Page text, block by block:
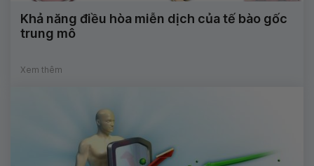
Khả năng điều hòa miễn dịch của tế bào gốc
trung mô
Xem thêm